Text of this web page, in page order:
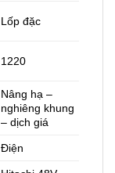
Lốp đặc
1220
Nâng hạ –
nghiêng khung
– dịch giá
Điện